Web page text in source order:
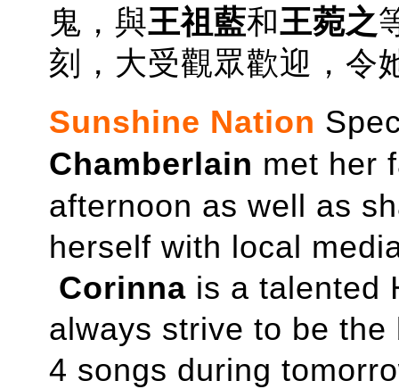
鬼，與王祖藍和王菀之
刻，大受觀眾歡迎，令
Sunshine Nation
Chamberlain met her
afternoon as well as
herself with local
Corinna is a talented
always strive to be
4 songs during